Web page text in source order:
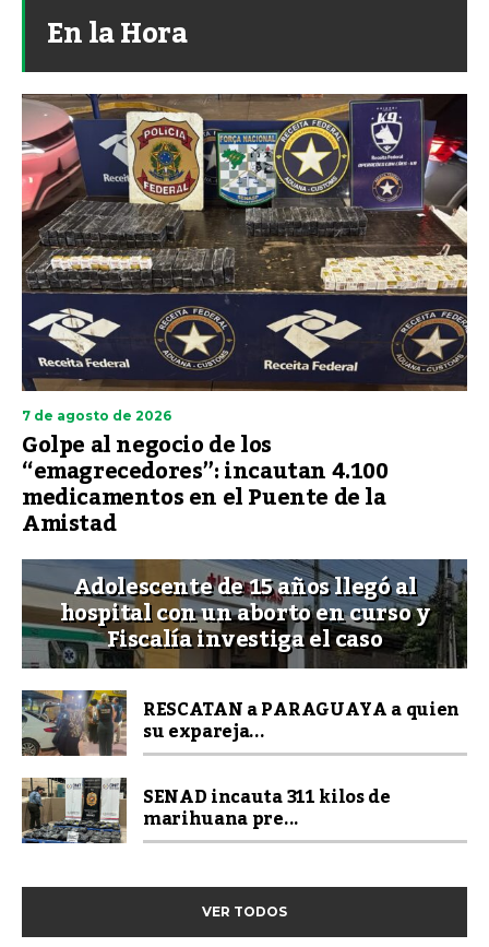
En la Hora
7 de agosto de 2026
Golpe al negocio de los
“emagrecedores”: incautan 4.100
medicamentos en el Puente de la
Amistad
Adolescente de 15 años llegó al
hospital con un aborto en curso y
Fiscalía investiga el caso
RESCATAN a PARAGUAYA a quien
su expareja...
SENAD incauta 311 kilos de
marihuana pre...
VER TODOS